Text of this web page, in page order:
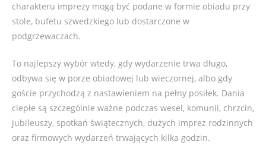
charakteru imprezy mogą być podane w formie obiadu przy
stole, bufetu szwedzkiego lub dostarczone w
podgrzewaczach.
To najlepszy wybór wtedy, gdy wydarzenie trwa długo,
odbywa się w porze obiadowej lub wieczornej, albo gdy
goście przychodzą z nastawieniem na pełny posiłek. Dania
ciepłe są szczególnie ważne podczas wesel, komunii, chrzcin,
jubileuszy, spotkań świątecznych, dużych imprez rodzinnych
oraz firmowych wydarzeń trwających kilka godzin.